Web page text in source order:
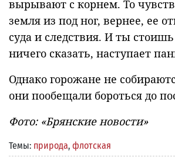
вырывают с корнем. То
земля из под ног, вернее, ее
суда и следствия. И ты
ничего сказать, наступает
Однако горожане не
они пообещали бороться до
Фото: «Брянские новости»
Темы: природа, флотская